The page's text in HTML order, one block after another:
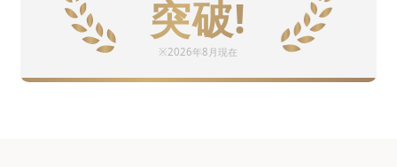
突破!
※2026年8月現在